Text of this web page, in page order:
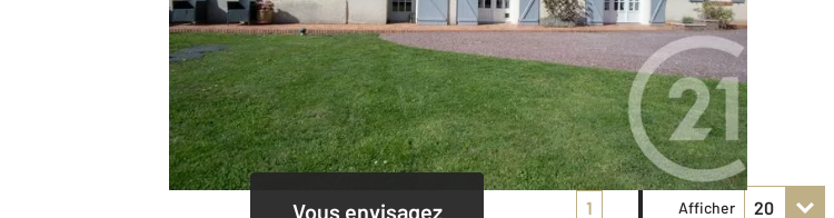
Vous envisagez
1 Afficher